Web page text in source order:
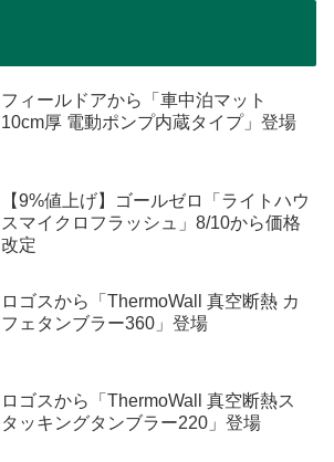
フィールドアから「車中泊マット
10cm厚 電動ポンプ内蔵タイプ」登場
【9%値上げ】ゴールゼロ「ライトハウ
スマイクロフラッシュ」8/10から価格
改定
ロゴスから「ThermoWall 真空断熱 カ
フェタンブラー360」登場
ロゴスから「ThermoWall 真空断熱ス
タッキングタンブラー220」登場